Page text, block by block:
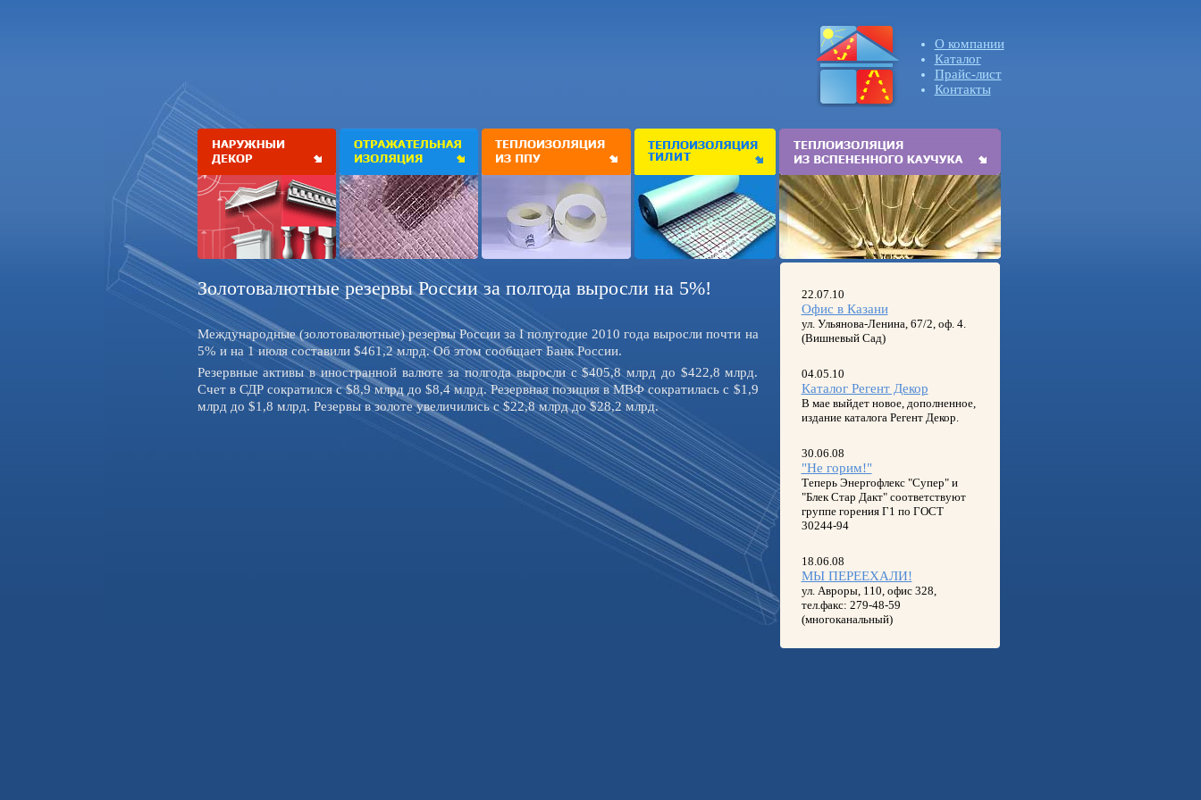
О компании
Каталог
Прайс-лист
Контакты
Золотовалютные резервы России за полгода выросли на 5%!
Международные (золотовалютные) резервы России за I полугодие 2010 года выросли почти на
5% и на 1 июля составили $461,2 млрд. Об этом сообщает Банк России.
Резервные активы в иностранной валюте за полгода выросли с $405,8 млрд до $422,8 млрд.
Счет в СДР сократился с $8,9 млрд до $8,4 млрд. Резервная позиция в МВФ сократилась с $1,9
млрд до $1,8 млрд. Резервы в золоте увеличились с $22,8 млрд до $28,2 млрд.
22.07.10
Офис в Казани
ул. Ульянова-Ленина, 67/2, оф. 4.
(Вишневый Сад)
04.05.10
Каталог Регент Декор
В мае выйдет новое, дополненное,
издание каталога Регент Декор.
30.06.08
"Не горим!"
Теперь Энергофлекс "Супер" и
"Блек Стар Дакт" соответствуют
группе горения Г1 по ГОСТ
30244-94
18.06.08
МЫ ПЕРЕЕХАЛИ!
ул. Авроры, 110, офис 328,
тел.факс: 279-48-59
(многоканальный)